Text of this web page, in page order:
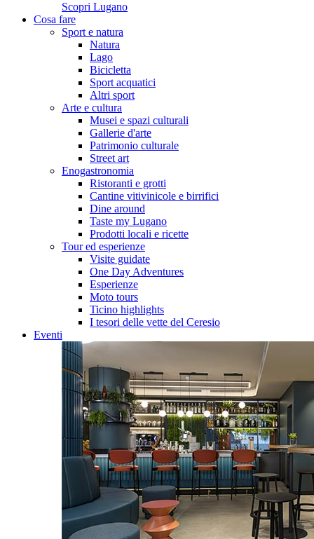
Scopri Lugano
Cosa fare
Sport e natura
Natura
Lago
Bicicletta
Sport acquatici
Altri sport
Arte e cultura
Musei e spazi culturali
Gallerie d'arte
Patrimonio culturale
Street art
Enogastronomia
Ristoranti e grotti
Cantine vitivinicole e birrifici
Dine around
Taste my Lugano
Prodotti locali e ricette
Tour ed esperienze
Visite guidate
One Day Adventures
Esperienze
Moto tours
Ticino highlights
I tesori delle vette del Ceresio
Eventi